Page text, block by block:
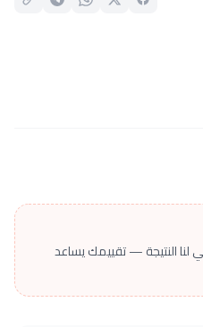
النتيجة — تقييمك يساعد